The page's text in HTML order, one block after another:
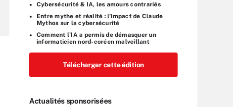
Cybersécurité & IA, les amours contrariés
Entre mythe et réalité : l’impact de Claude
Mythos sur la cybersécurité
Comment l’IA a permis de démasquer un
informaticien nord-coréen malveillant
Télécharger cette édition
Actualités sponsorisées